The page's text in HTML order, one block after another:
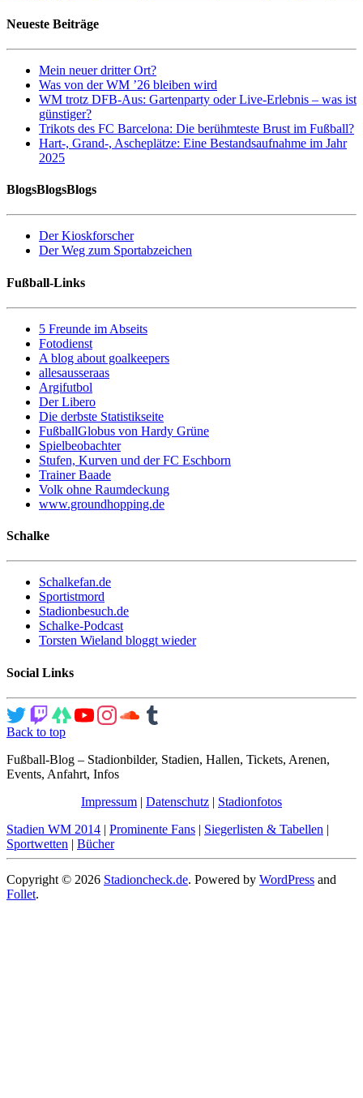
Neueste Beiträge
Mein neuer dritter Ort?
Was von der WM ’26 bleiben wird
WM trotz DFB-Aus: Gartenparty oder Live-Erlebnis – was ist
günstiger?
Trikots des FC Barcelona: Die berühmteste Brust im Fußball?
Hart-, Grand-, Ascheplätze: Eine Bestandsaufnahme im Jahr
2025
BlogsBlogsBlogs
Der Kioskforscher
Der Weg zum Sportabzeichen
Fußball-Links
5 Freunde im Abseits
Fotodienst
A blog about goalkeepers
allesausseraas
Argifutbol
Der Libero
Die derbste Statistikseite
FußballGlobus von Hardy Grüne
Spielbeobachter
Stufen, Kurven und der FC Eschborn
Trainer Baade
Volk ohne Raumdeckung
www.groundhopping.de
Schalke
Schalkefan.de
Sportistmord
Stadionbesuch.de
Schalke-Podcast
Torsten Wieland bloggt wieder
Social Links
Back to top
Fußball-Blog – Stadionbilder, Stadien, Hallen, Tickets, Arenen,
Events, Anfahrt, Infos
Impressum | Datenschutz | Stadionfotos
Stadien WM 2014 | Prominente Fans | Siegerlisten & Tabellen |
Sportwetten | Bücher
Copyright © 2026 Stadioncheck.de. Powered by WordPress and
Follet.